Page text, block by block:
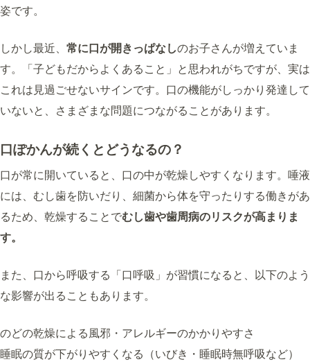
姿です。
しかし最近、 常に口が開きっぱなしのお子さんが増えていま
す。「子どもだからよくあること」と思われがちですが、実は
これは見過ごせないサインです。口の機能がしっかり発達して
いないと、さまざまな問題につながることがあります。
口ぽかんが続くとどうなるの？
口が常に開いていると、口の中が乾燥しやすくなります。唾液
には、むし歯を防いだり、細菌から体を守ったりする働きがあ
るため、乾燥することでむし歯や歯周病のリスクが高まりま
す。
また、口から呼吸する「口呼吸」が習慣になると、以下のよう
な影響が出ることもあります。
のどの乾燥による風邪・アレルギーのかかりやすさ
睡眠の質が下がりやすくなる（いびき・睡眠時無呼吸など）